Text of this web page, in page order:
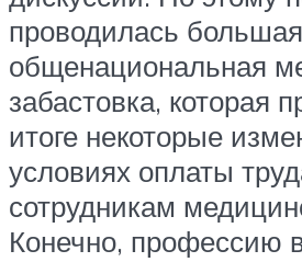
проводилась большая
общенациональная
забастовка, которая
итоге некоторые
условиях оплаты
сотрудникам
Конечно, профессию